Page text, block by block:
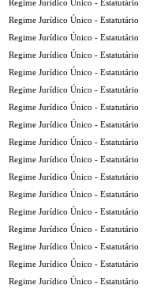
Regime Jurídico Único - Estatutário
Regime Jurídico Único - Estatutário
Regime Jurídico Único - Estatutário
Regime Jurídico Único - Estatutário
Regime Jurídico Único - Estatutário
Regime Jurídico Único - Estatutário
Regime Jurídico Único - Estatutário
Regime Jurídico Único - Estatutário
Regime Jurídico Único - Estatutário
Regime Jurídico Único - Estatutário
Regime Jurídico Único - Estatutário
Regime Jurídico Único - Estatutário
Regime Jurídico Único - Estatutário
Regime Jurídico Único - Estatutário
Regime Jurídico Único - Estatutário
Regime Jurídico Único - Estatutário
Regime Jurídico Único - Estatutário